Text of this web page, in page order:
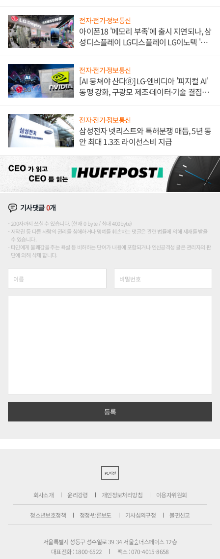
전자·전기·정보통신
아이폰18 '메모리 부족'에 출시 지연되나, 삼
성디스플레이 LG디스플레이 LG이노텍 '탈
전자·전기·정보통신
[AI 뭉쳐야 산다⑧] LG·엔비디아 '피지컬 AI'
동맹 강화, 구광모 제조·데이터·기술 결집
전자·전기·정보통신
삼성전자 넷리스트와 특허분쟁 매듭, 5년 동
안 최대 1.3조 라이선스비 지급
기사댓글0개
200자까지 쓰실 수 있습니다. (현재 0 byte / 최대 400byte)
저작권 등 다른 사람의 권리를 침해하거나 명예를 훼손하는 댓글은 관련 법률에 의해 제재를 받을
수 있습니다.
타인에게 불쾌감을 주는 욕설 등 비하하는 단어가 내용에 포함되거나 인신공격성 글은 관리자의 판
단에 의해 삭제 합니다.
PC버전
회사소개 윤리강령 개인정보처리방침 이용자위원회
청소년보호정책 정정·반론보도 기사심의규정 불편신고
서울특별시 성동구 성수일로 39-34 서울숲더스페이스 12층
대표전화 : 1800-6522
팩스 : 070-4015-8658